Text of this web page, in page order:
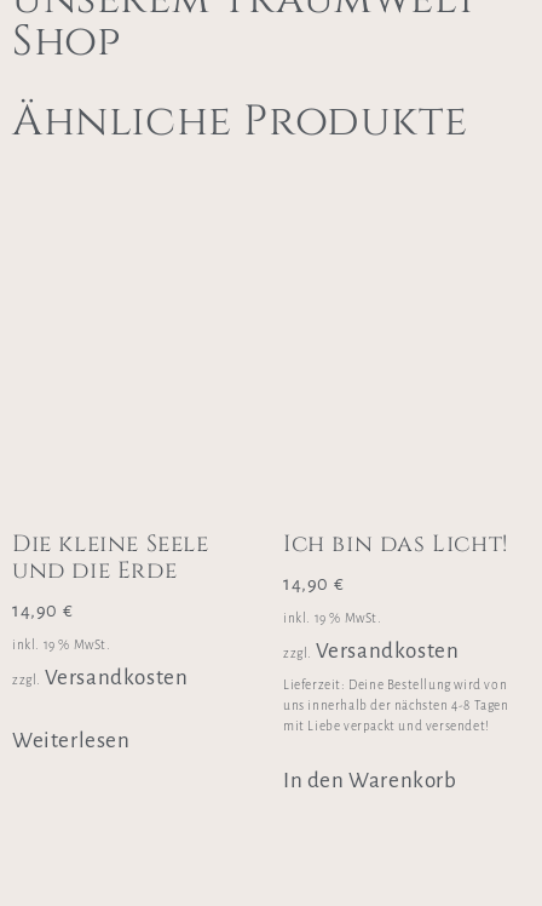
Shop
Ähnliche Produkte
Die kleine Seele
und die Erde
14,90 €
inkl. 19 % MwSt.
zzgl. Versandkosten
Weiterlesen
Ich bin das Licht!
14,90 €
inkl. 19 % MwSt.
zzgl. Versandkosten
Lieferzeit: Deine Bestellung wird von
uns innerhalb der nächsten 4-8 Tagen
mit Liebe verpackt und versendet!
In den Warenkorb